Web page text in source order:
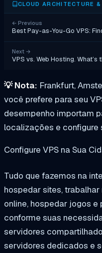
CLOUD ARCHITECTURE
← Previous
Best Pay-as-You-Go VPS:
Next →
VPS vs. Web Hosting.
💡Nota: Frankfurt,
você prefere para seu
desempenho importam
localizações e configure
Configure VPS na Sua
Tudo que fazemos na
hospedar sites,
online, hospedar jogos e
conforme suas
servidores
servidores dedicados e